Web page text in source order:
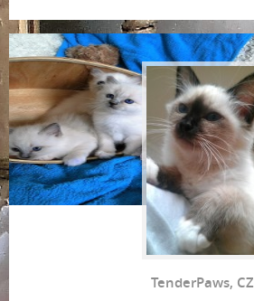
TenderPaws, CZ